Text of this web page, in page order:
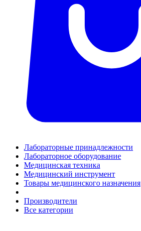
Лабораторные принадлежности
Лабораторное оборудование
Медицинская техника
Медицинский инструмент
Товары медицинского назначения
Производители
Все категории